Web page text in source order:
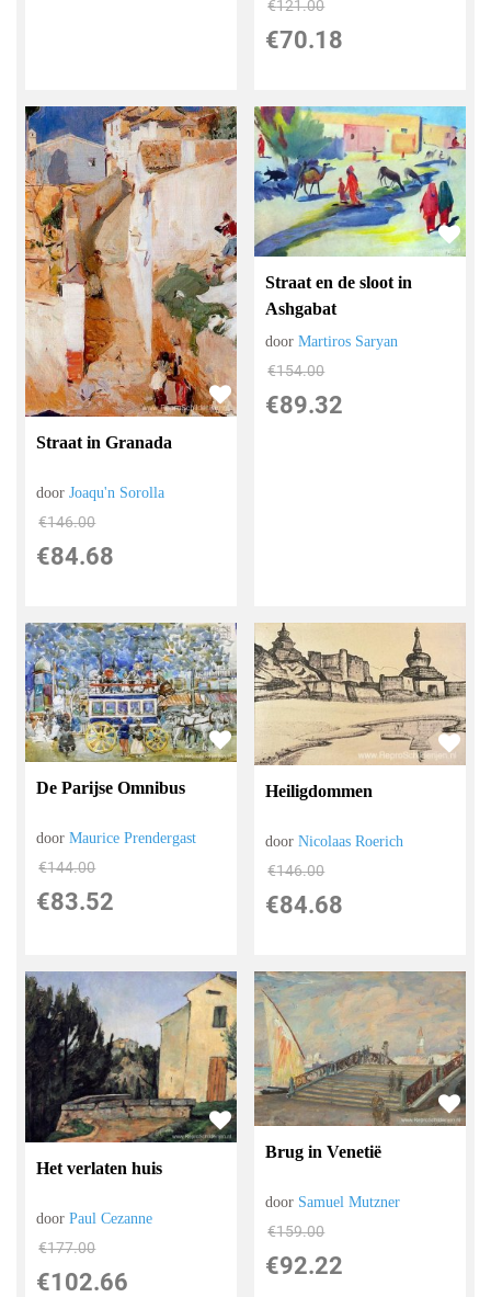
€121.00
€70.18
Straat in Granada
doorJoaqu'n Sorolla
€146.00
€84.68
Straat en de sloot in
Ashgabat
doorMartiros Saryan
€154.00
€89.32
De Parijse Omnibus
doorMaurice Prendergast
€144.00
€83.52
Heiligdommen
doorNicolaas Roerich
€146.00
€84.68
Het verlaten huis
doorPaul Cezanne
€177.00
€102.66
Brug in Venetië
door Samuel Mutzner
€159.00
€92.22